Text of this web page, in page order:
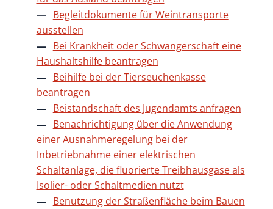
Begleitdokumente für Weintransporte
ausstellen
Bei Krankheit oder Schwangerschaft eine
Haushaltshilfe beantragen
Beihilfe bei der Tierseuchenkasse
beantragen
Beistandschaft des Jugendamts anfragen
Benachrichtigung über die Anwendung
einer Ausnahmeregelung bei der
Inbetriebnahme einer elektrischen
Schaltanlage, die fluorierte Treibhausgase als
Isolier- oder Schaltmedien nutzt
Benutzung der Straßenfläche beim Bauen